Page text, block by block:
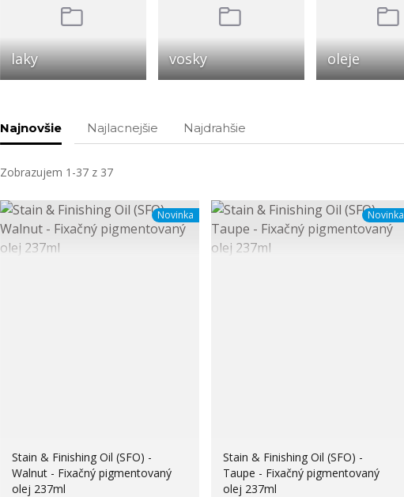
laky vosky oleje
Najnovšie Najlacnejšie Najdrahšie
Zobrazujem 1-37 z 37
Novinka
Stain & Finishing Oil (SFO) -
Walnut - Fixačný pigmentovaný
olej 237ml
Novinka
Stain & Finishing Oil (SFO) -
Taupe - Fixačný pigmentovaný
olej 237ml